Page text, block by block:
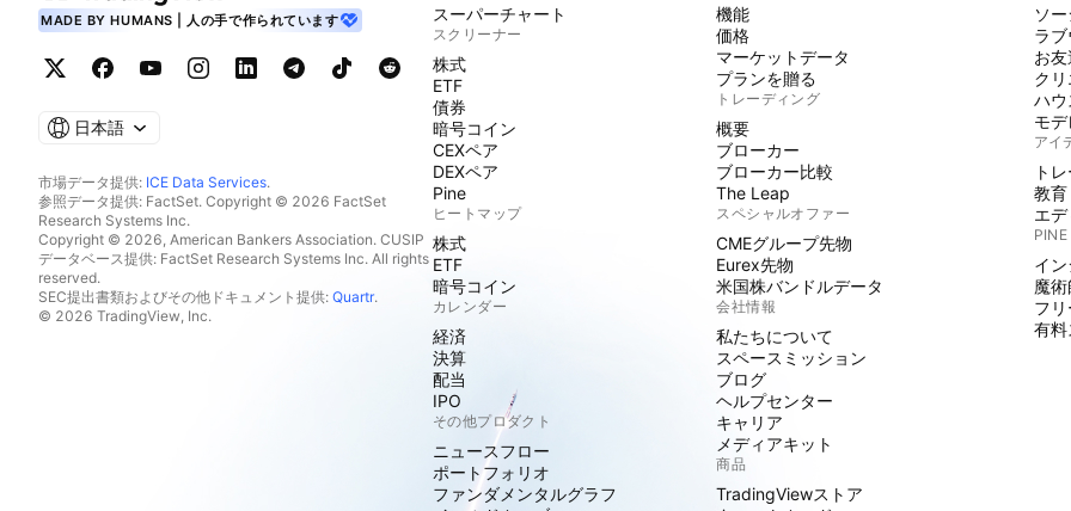
MADE BY HUMANS | 人の手で作られています
日本語
市場データ提供: ICE Data Services.
参照データ提供: FactSet. Copyright © 2026 FactSet
Research Systems Inc.
Copyright © 2026, American Bankers Association. CUSIP
データベース提供: FactSet Research Systems Inc. All rights
reserved.
SEC提出書類およびその他ドキュメント提供: Quartr.
© 2026 TradingView, Inc.
スーパーチャート
スクリーナー
株式
ETF
債券
暗号コイン
CEXペア
DEXペア
Pine
ヒートマップ
株式
ETF
暗号コイン
カレンダー
経済
決算
配当
IPO
その他プロダクト
ニュースフロー
ポートフォリオ
ファンダメンタルグラフ
機能
価格
マーケットデータ
プランを贈る
トレーディング
概要
ブローカー
ブローカー比較
The Leap
スペシャルオファー
CMEグループ先物
Eurex先物
米国株バンドルデータ
会社情報
私たちについて
スペースミッション
ブログ
ヘルプセンター
キャリア
メディアキット
商品
TradingViewストア
ソ
ラ
お
ク
ハウ
モ
アイ
ト
教育
エ
イ
魔術
フ
有料